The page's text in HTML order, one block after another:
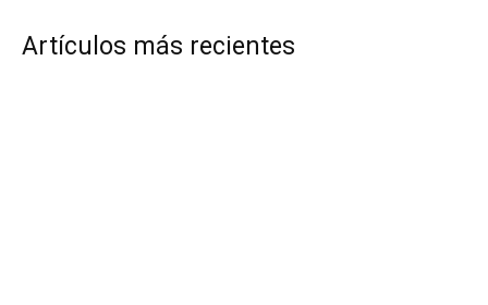
Artículos más recientes